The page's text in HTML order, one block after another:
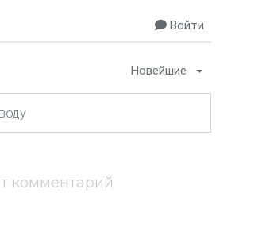
Войти
Новейшие
комментарий